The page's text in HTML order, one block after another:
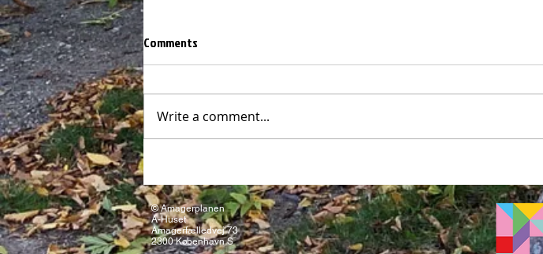
Comments
Write a comment...
© Amagerplanen
A-Huset
Amagerfælledvej 73
2300 København S